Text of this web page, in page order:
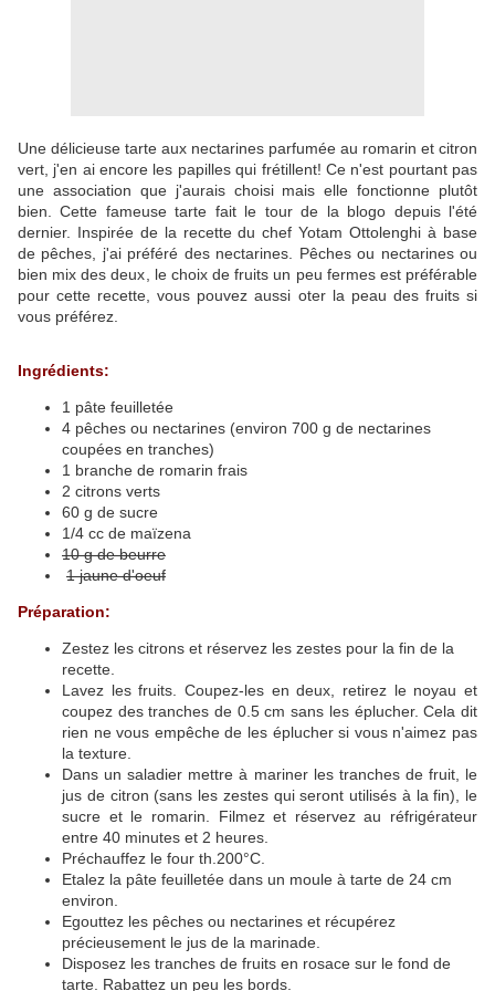
Une délicieuse tarte aux nectarines parfumée au romarin et citron
vert, j'en ai encore les papilles qui frétillent! Ce n'est pourtant pas
une association que j'aurais choisi mais elle fonctionne plutôt
bien. Cette fameuse tarte fait le tour de la blogo depuis l'été
dernier. Inspirée de la recette du chef Yotam Ottolenghi à base
de pêches, j'ai préféré des nectarines. Pêches ou nectarines ou
bien mix des deux, le choix de fruits un peu fermes est préférable
pour cette recette, vous pouvez aussi oter la peau des fruits si
vous préférez.
Ingrédients:
1 pâte feuilletée
4 pêches ou nectarines (environ 700 g de nectarines
coupées en tranches)
1 branche de romarin frais
2 citrons verts
60 g de sucre
1/4 cc de maïzena
10 g de beurre
1 jaune d'oeuf
Préparation:
Zestez les citrons et réservez les zestes pour la fin de la
recette.
Lavez les fruits. Coupez-les en deux, retirez le noyau et
coupez des tranches de 0.5 cm sans les éplucher. Cela dit
rien ne vous empêche de les éplucher si vous n'aimez pas
la texture.
Dans un saladier mettre à mariner les tranches de fruit, le
jus de citron (sans les zestes qui seront utilisés à la fin), le
sucre et le romarin. Filmez et réservez au réfrigérateur
entre 40 minutes et 2 heures.
Préchauffez le four th.200°C.
Etalez la pâte feuilletée dans un moule à tarte de 24 cm
environ.
Egouttez les pêches ou nectarines et récupérez
précieusement le jus de la marinade.
Disposez les tranches de fruits en rosace sur le fond de
tarte. Rabattez un peu les bords.